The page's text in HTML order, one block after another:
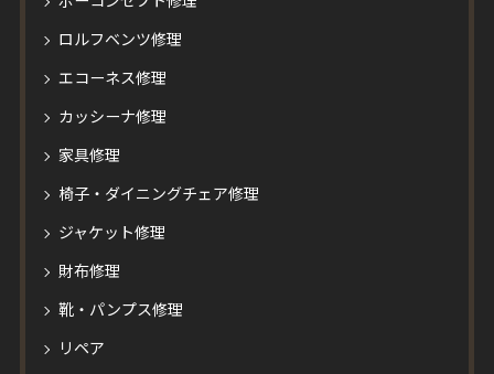
ロルフベンツ修理
エコーネス修理
カッシーナ修理
家具修理
椅子・ダイニングチェア修理
ジャケット修理
財布修理
靴・パンプス修理
リペア